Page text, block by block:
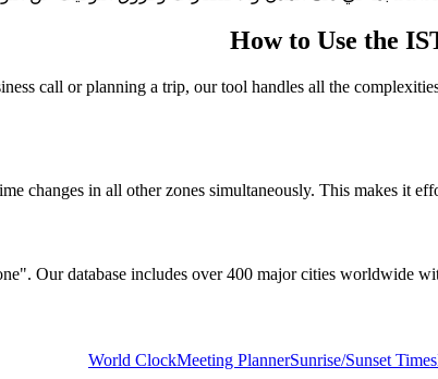
How to Use the
call or planning a trip, our tool handles all the
changes in all other zones simultaneously. This makes it
Our database includes over 400 major cities worldwide
World ClockMeeting PlannerSunrise/Sunset Times